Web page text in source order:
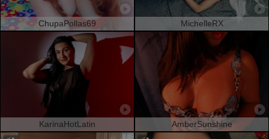
ChupaPollas69 MichelleRX
KarinaHotLatin AmberSunshine